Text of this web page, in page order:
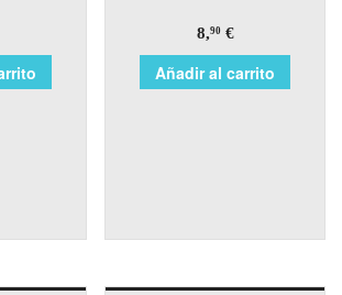
8,90€
Añadir al carrito